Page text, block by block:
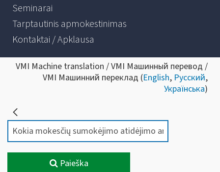
Seminarai
Tarptautinis apmokestinimas
Kontaktai / Apklausa
VMI Machine translation / VMI Машинный перевод /
VMI Машинний переклад (English, Русский,
Українська)
Paieška